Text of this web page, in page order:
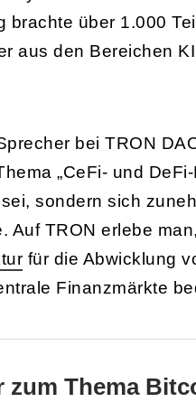
brachte über 1.000
aus den Bereichen
bei TRON
„CeFi- und
sondern sich
Auf TRON erlebe
für die Abwicklung
Finanzmärkte
zum Thema